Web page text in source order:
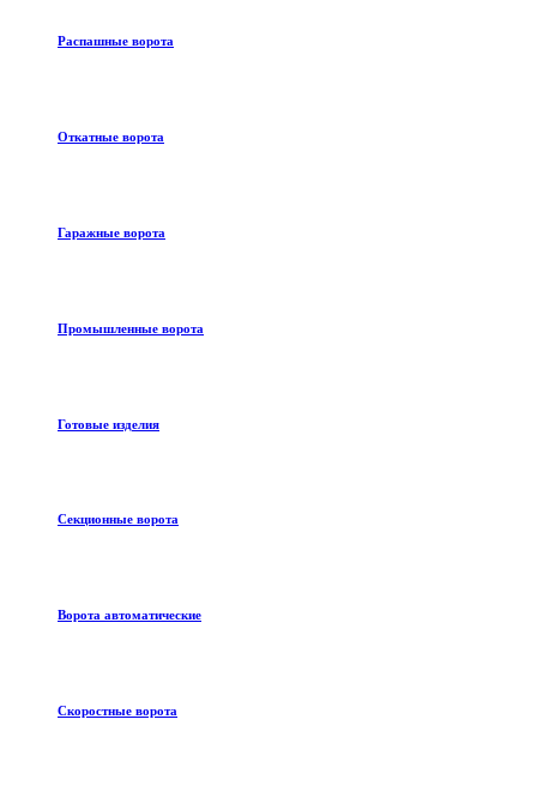
Распашные ворота
Откатные ворота
Гаражные ворота
Промышленные ворота
Готовые изделия
Секционные ворота
Ворота автоматические
Скоростные ворота